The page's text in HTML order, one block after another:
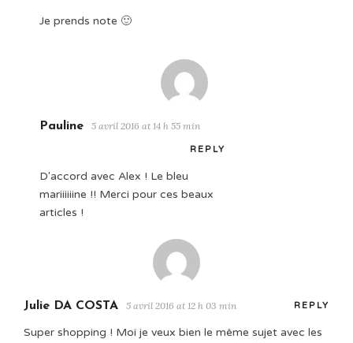
Je prends note 🙂
Pauline 5 avril 2016 at 14 h 55 min
REPLY
D'accord avec Alex ! Le bleu
mariiiiiine !! Merci pour ces beaux
articles !
Julie DA COSTA 5 avril 2016 at 12 h 03 min REPLY
Super shopping ! Moi je veux bien le même sujet avec les